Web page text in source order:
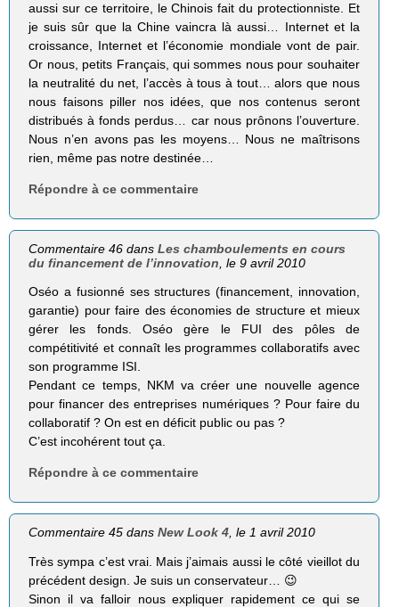
aussi sur ce territoire, le Chinois fait du protectionniste. Et
je suis sûr que la Chine vaincra là aussi… Internet et la
croissance, Internet et l’économie mondiale vont de pair.
Or nous, petits Français, qui sommes nous pour souhaiter
la neutralité du net, l’accès à tous à tout… alors que nous
nous faisons piller nos idées, que nos contenus seront
distribués à fonds perdus… car nous prônons l’ouverture.
Nous n’en avons pas les moyens… Nous ne maîtrisons
rien, même pas notre destinée…
Répondre à ce commentaire
Commentaire 46 dansLes chamboulements en cours
du financement de l’innovation, le 9 avril 2010
Oséo a fusionné ses structures (financement, innovation,
garantie) pour faire des économies de structure et mieux
gérer les fonds. Oséo gère le FUI des pôles de
compétitivité et connaît les programmes collaboratifs avec
son programme ISI.
Pendant ce temps, NKM va créer une nouvelle agence
pour financer des entreprises numériques ? Pour faire du
collaboratif ? On est en déficit public ou pas ?
C’est incohérent tout ça.
Répondre à ce commentaire
Commentaire 45 dansNew Look 4, le 1 avril 2010
Très sympa c’est vrai. Mais j’aimais aussi le côté vieillot du
précédent design. Je suis un conservateur… 😉
Sinon il va falloir nous expliquer rapidement ce qui se